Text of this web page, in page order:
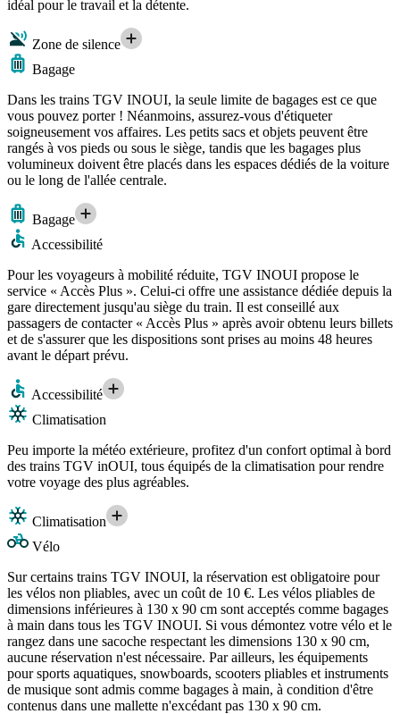
idéal pour le travail et la détente.
Zone de silence
Bagage
Dans les trains TGV INOUI, la seule limite de bagages est ce que
vous pouvez porter ! Néanmoins, assurez-vous d'étiqueter
soigneusement vos affaires. Les petits sacs et objets peuvent être
rangés à vos pieds ou sous le siège, tandis que les bagages plus
volumineux doivent être placés dans les espaces dédiés de la voiture
ou le long de l'allée centrale.
Bagage
Accessibilité
Pour les voyageurs à mobilité réduite, TGV INOUI propose le
service « Accès Plus ». Celui-ci offre une assistance dédiée depuis la
gare directement jusqu'au siège du train. Il est conseillé aux
passagers de contacter « Accès Plus » après avoir obtenu leurs billets
et de s'assurer que les dispositions sont prises au moins 48 heures
avant le départ prévu.
Accessibilité
Climatisation
Peu importe la météo extérieure, profitez d'un confort optimal à bord
des trains TGV inOUI, tous équipés de la climatisation pour rendre
votre voyage des plus agréables.
Climatisation
Vélo
Sur certains trains TGV INOUI, la réservation est obligatoire pour
les vélos non pliables, avec un coût de 10 €. Les vélos pliables de
dimensions inférieures à 130 x 90 cm sont acceptés comme bagages
à main dans tous les TGV INOUI. Si vous démontez votre vélo et le
rangez dans une sacoche respectant les dimensions 130 x 90 cm,
aucune réservation n'est nécessaire. Par ailleurs, les équipements
pour sports aquatiques, snowboards, scooters pliables et instruments
de musique sont admis comme bagages à main, à condition d'être
contenus dans une mallette n'excédant pas 130 x 90 cm.